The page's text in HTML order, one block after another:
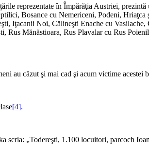
reprezentate în Împărăţia Austriei,
Bosance cu Nemericeni, Podeni,
Iţacanii Noi, Călineşti Enache cu
Mănăstioara, Rus Plavalar cu Rus
au căzut şi mai cad şi acum victime acestei
[4].
scria: „Todereşti, 1.100 locuitori, parcoch